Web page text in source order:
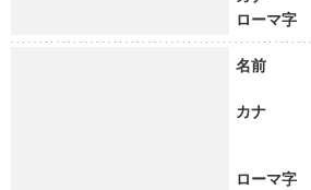
ローマ字
名前
カナ
ローマ字